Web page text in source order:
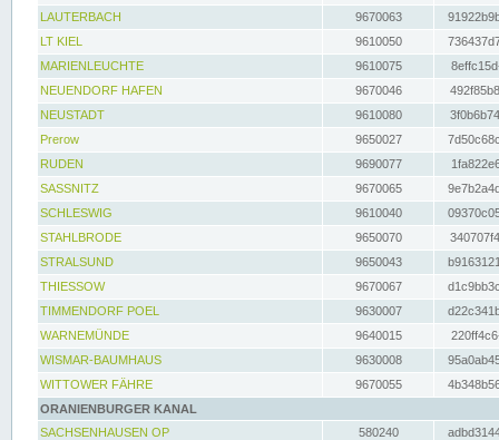
LAUTERBACH
9670063
LT KIEL
9610050
MARIENLEUCHTE
9610075
NEUENDORF HAFEN
9670046
NEUSTADT
9610080
Prerow
9650027
RUDEN
9690077
SASSNITZ
9670065
SCHLESWIG
9610040
STAHLBRODE
9650070
STRALSUND
9650043
THIESSOW
9670067
TIMMENDORF POEL
9630007
WARNEMÜNDE
9640015
WISMAR-BAUMHAUS
9630008
WITTOWER FÄHRE
9670055
ORANIENBURGER KANAL
SACHSENHAUSEN OP
580240